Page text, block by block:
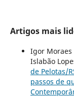
Artigos mais
Igor Moraes
Islabão
de Pelotas/
passos de